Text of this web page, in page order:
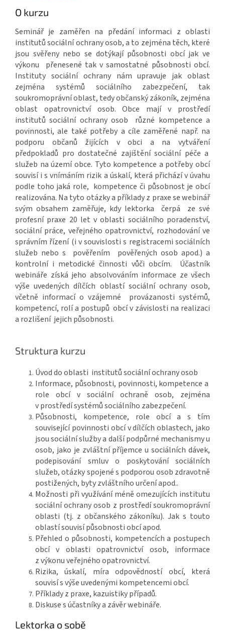
O kurzu
Seminář je zaměřen na předání informaci z oblasti
institutů sociální ochrany osob, a to zejména těch, které
jsou svěřeny nebo se dotýkají působnosti obcí jak ve
výkonu přenesené tak v samostatné působnosti obcí.
Instituty sociální ochrany nám upravuje jak oblast
zejména systémů sociálního zabezpečení, tak
soukromoprávní oblast, tedy občanský zákoník, zejména
oblast opatrovnictví osob. Obce mají v prostředí
institutů sociální ochrany osob různé kompetence a
povinnosti, ale také potřeby a cíle zaměřené např. na
podporu občanů žijících v obci a na vytváření
předpokladů pro dostatečné zajištění sociální péče a
služeb na území obce. Tyto kompetence a potřeby obcí
souvisí i s vnímáním rizik a úskalí, která přichází v úvahu
podle toho jaká role, kompetence či působnost je obcí
realizována. Na tyto otázky a příklady z praxe se webinář
svým obsahem zaměřuje, kdy lektorka čerpá ze své
profesní praxe 20 let v oblasti sociálního poradenství,
sociální práce, veřejného opatrovnictví, rozhodování ve
správním řízení (i v souvislosti s registracemi sociálních
služeb nebo s pověřením pověřených osob apod.) a
kontrolní i metodické činnosti vůči obcím. Účastník
webináře získá jeho absolvováním informace ze všech
výše uvedených dílčích oblastí sociální ochrany osob,
včetně informací o vzájemné provázanosti systémů,
kompetencí, rolí a postupů obcí v závislosti na realizaci
a rozlišení jejich působnosti.
Struktura kurzu
Úvod do oblasti institutů sociální ochrany osob
Informace, působnosti, povinnosti, kompetence a
role obcí v sociální ochraně osob, zejména
v prostředí systémů sociálního zabezpečení.
Působnosti, kompetence, role obcí a s tím
související povinnosti obcí v dílčích oblastech, jako
jsou sociální služby a další podpůrné mechanismy u
osob, jako je zvláštní příjemce u sociálních dávek,
podepisování smluv o poskytování sociálních
služeb, otázky spojené s podporou osob zdravotně
postižených, byty zvláštního určení apod..
Možnosti při využívání méně omezujících institutu
sociální ochrany osob z prostředí soukromoprávní
oblasti (tj. z občanského zákoníku). Jak s touto
oblastí souvisí působnosti obcí apod.
Přehled o působnosti, kompetencích a postupech
obcí v oblasti opatrovnictví osob, informace
z výkonu veřejného opatrovnictví.
Rizika, úskalí, míra odpovědností obcí, která
souvisí s výše uvedenými kompetencemi obcí.
Příklady z praxe, kazuistiky případů.
Diskuse s účastníky a závěr webináře.
Lektorka o sobě